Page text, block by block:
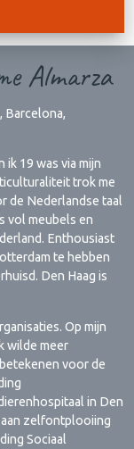
Almarza
Barcelona,
19 was via mijn
trok me
de Nederlandse taal
vol meubels en
Enthousiast
te hebben
Den Haag is
Op mijn
wilde meer
voor de
in Den
aan zelfontplooiing
Sociaal